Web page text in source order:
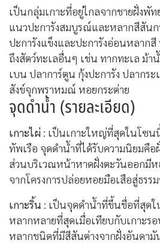
เป็นกลุ่มเกาะที่อยู่ไกลจากชายฝั่งพั
แนวปะการังสมบูรณ์และหลากสีสันก
ปะการังแข็งและปะการังอ่อนหลากสี
ถึงสัตว์ทะเลอื่นๆ เช่น ทากทะเล ม้า
เบน ปลาการ์ตูน กุ้งปะการัง ปลากร
สังข์จุกพราหมณ์ หอยกระต่าย
จุดดำน้ำ (รายละเอียด)
เกาะไผ่ : เป็นเกาะใหญ่ที่สุดในโซน
ทัพเรือ จุดดำน้ำที่ได้รับความนิยมคือ
ส่วนบริเวณหน้าหาดฝั่งตะวันออกมี
จากโครงการปล่อยหอยมือเสือสู่ธรร
เกาะริ้น : เป็นจุดดำน้ำที่ขึ้นชื่อที่สุด
หลากหลายที่สุดเมื่อเทียบกับเกาะรอ
หลากชนิดที่มีสีสันต่างจากฝั่งอันดามั